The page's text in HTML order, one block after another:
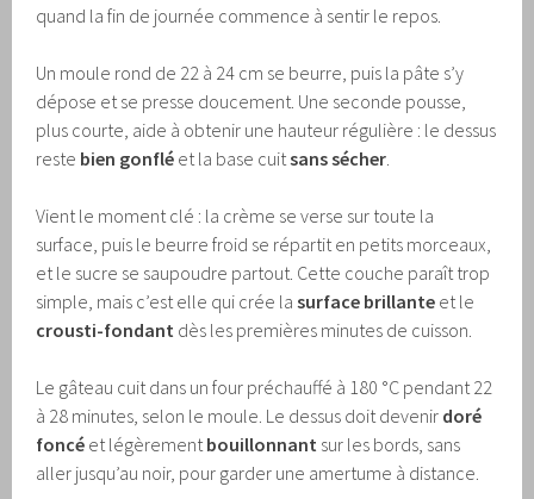
quand la fin de journée commence à sentir le repos.
Un moule rond de 22 à 24 cm se beurre, puis la pâte s’y
dépose et se presse doucement. Une seconde pousse,
plus courte, aide à obtenir une hauteur régulière : le dessus
reste bien gonflé et la base cuitsans sécher
Vient le moment clé : la crème se verse sur toute la
surface, puis le beurre froid se répartit en petits morceaux,
et le sucre se saupoudre partout. Cette couche paraît trop
simple, mais c’est elle qui crée lasurface brillante et le
crousti-fondant dès les premières minutes de cuisson.
Le gâteau cuit dans un four préchauffé à 180 °C pendant 22
à 28 minutes, selon le moule. Le dessus doit devenir doré
foncé et légèrement bouillonnant sur les bords, sans
aller jusqu’au noir, pour garder une amertume à distance.